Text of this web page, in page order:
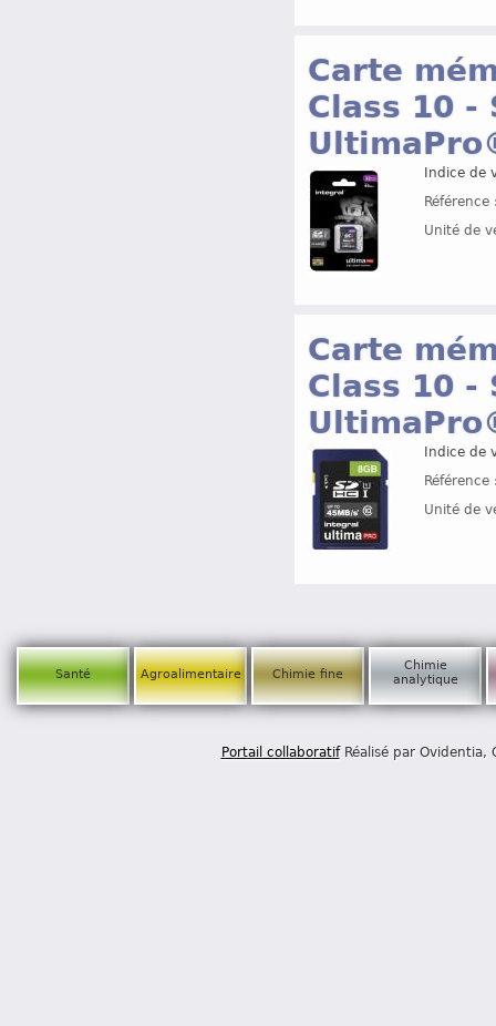
Carte
Class 10 -
Indice de
Unité de
Carte
Class 10 -
Indice de
Unité de
Santé Agroalimentaire Chimie fine
Chimie
analytique
Portail collaboratifRéalisé par Ovidentia,